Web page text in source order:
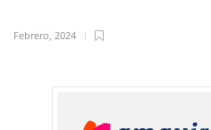
Febrero, 2024